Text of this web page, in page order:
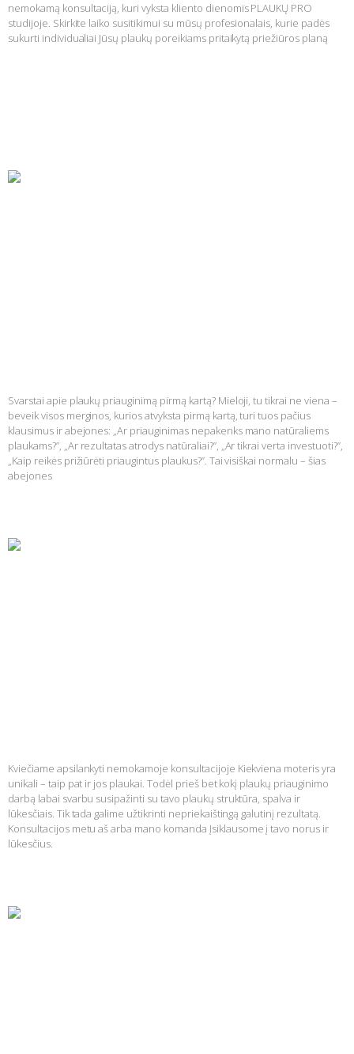
nemokamą konsultaciją, kuri vyksta kliento dienomis PLAUKŲ PRO
studijoje. Skirkite laiko susitikimui su mūsų profesionalais, kurie padės
sukurti individualiai Jūsų plaukų poreikiams pritaikytą priežiūros planą
Svarstai apie plaukų priauginimą pirmą kartą? Mieloji, tu tikrai ne viena –
beveik visos merginos, kurios atvyksta pirmą kartą, turi tuos pačius
klausimus ir abejones: „Ar priauginimas nepakenks mano natūraliems
plaukams?”, „Ar rezultatas atrodys natūraliai?”, „Ar tikrai verta investuoti?”,
„Kaip reikės prižiūrėti priaugintus plaukus?”. Tai visiškai normalu – šias
abejones
Kviečiame apsilankyti nemokamoje konsultacijoje Kiekviena moteris yra
unikali – taip pat ir jos plaukai. Todėl prieš bet kokį plaukų priauginimo
darbą labai svarbu susipažinti su tavo plaukų struktūra, spalva ir
lūkesčiais. Tik tada galime užtikrinti nepriekaištingą galutinį rezultatą.
Konsultacijos metu aš arba mano komanda Įsiklausome į tavo norus ir
lūkesčius.